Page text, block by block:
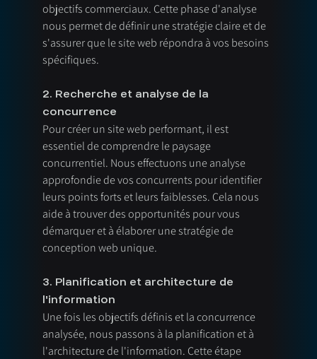
objectifs commerciaux. Cette phase d'analyse
nous permet de définir une stratégie claire et de
s'assurer que le site web répondra à vos besoins
spécifiques.
2. Recherche et analyse de la
concurrence
Pour créer un site web performant, il est
essentiel de comprendre le paysage
concurrentiel. Nous effectuons une analyse
approfondie de vos concurrents pour identifier
leurs points forts et leurs faiblesses. Cela nous
aide à trouver des opportunités pour vous
démarquer et à élaborer une stratégie de
conception web unique.
3. Planification et architecture de
l'information
Une fois les objectifs définis et la concurrence
analysée, nous passons à la planification et à
l'architecture de l'information. Cette étape